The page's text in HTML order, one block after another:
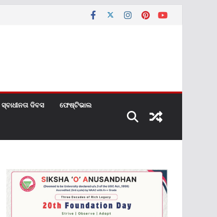
ସ୍ବାଧୀନତା ଦିବସ ଫେଷ୍ଟିଭାଲ